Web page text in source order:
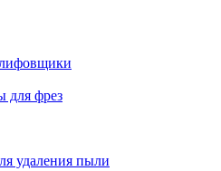
для фрез
удаления пыли